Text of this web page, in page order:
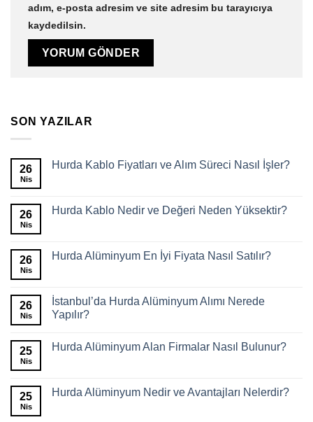
adım, e-posta adresim ve site adresim bu tarayıcıya
kaydedilsin.
SON YAZILAR
26
Nis
Hurda Kablo Fiyatları ve Alım Süreci Nasıl İşler?
26
Nis
Hurda Kablo Nedir ve Değeri Neden Yüksektir?
26
Nis
Hurda Alüminyum En İyi Fiyata Nasıl Satılır?
26
Nis
İstanbul’da Hurda Alüminyum Alımı Nerede
Yapılır?
25
Nis
Hurda Alüminyum Alan Firmalar Nasıl Bulunur?
25
Nis
Hurda Alüminyum Nedir ve Avantajları Nelerdir?